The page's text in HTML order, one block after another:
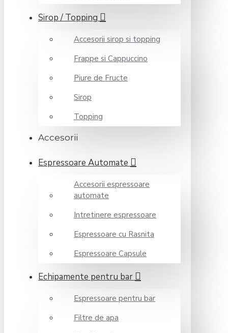
Sirop / Topping
Accesorii sirop si topping
Frappe si Cappuccino
Piure de Fructe
Sirop
Topping
Accesorii
Espressoare Automate
Accesorii espressoare
automate
Intretinere espressoare
Espressoare cu Rasnita
Espressoare Capsule
Echipamente pentru bar
Espressoare pentru bar
Filtre de apa